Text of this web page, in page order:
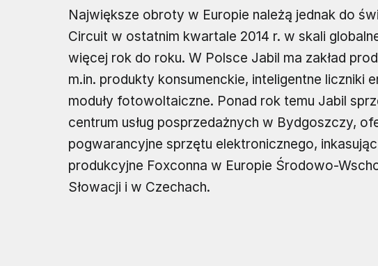
Największe obroty w Europie należą jednak do
Circuit w ostatnim kwartale 2014 r. w skali
więcej rok do roku. W Polsce Jabil ma zakład
m.in. produkty konsumenckie, inteligentne liczniki
moduły fotowoltaiczne. Ponad rok temu Jabil
centrum usług posprzedażnych w Bydgoszczy,
pogwarancyjne sprzętu elektronicznego,
produkcyjne Foxconna w Europie Środowo-
Słowacji i w Czechach.